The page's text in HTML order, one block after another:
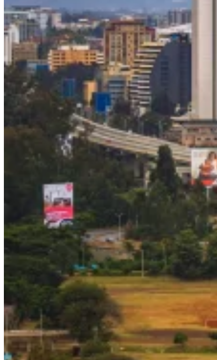
VAT für Anfänger
Indirekte Steuern 101
Indirekte Steuern im elektronischen Geschäftsverkehr
VAT in der
Aufbau eines Kontrollrahmens für indirekte
Steuern
Kohlenstoffsteuern und Umweltabgaben